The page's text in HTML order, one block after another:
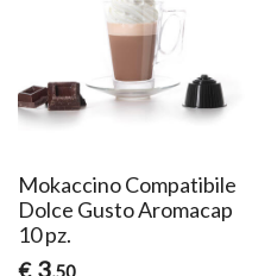
Mokaccino Compatibile
Dolce Gusto Aromacap
10 pz.
€ 3,50